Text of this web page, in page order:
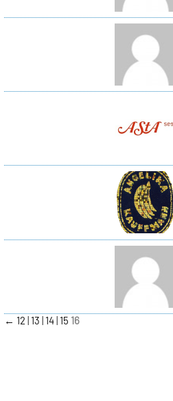
← 12 13 14 15 16